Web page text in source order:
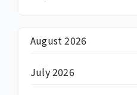
August 2026
July 2026